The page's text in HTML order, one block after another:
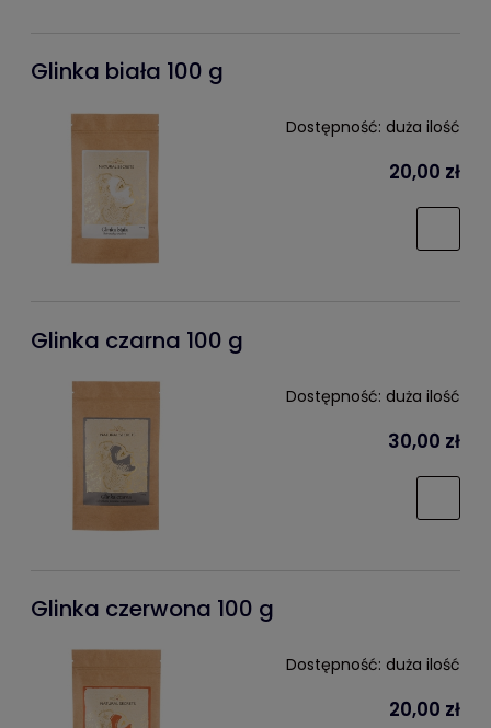
Glinka biała 100 g
Dostępność: duża ilość
20,00 zł
Glinka czarna 100 g
Dostępność: duża ilość
30,00 zł
Glinka czerwona 100 g
Dostępność: duża ilość
20,00 zł